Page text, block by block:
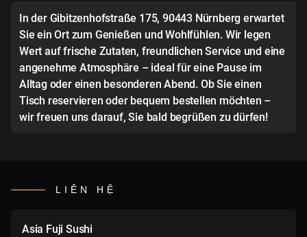
In der Gibitzenhofstraße 175, 90443 Nürnberg erwartet
Sie ein Ort zum Genießen und Wohlfühlen. Wir legen
Wert auf frische Zutaten, freundlichen Service und eine
angenehme Atmosphäre – ideal für eine Pause im
Alltag oder einen besonderen Abend. Ob Sie einen
Tisch reservieren oder bequem bestellen möchten –
wir freuen uns darauf, Sie bald begrüßen zu dürfen!
LIÊN HỆ
Asia Fuji Sushi